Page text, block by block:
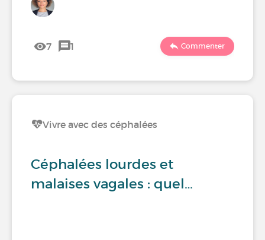
7 1 Commenter
Vivre avec des céphalées
Céphalées lourdes et
malaises vagales : quel…